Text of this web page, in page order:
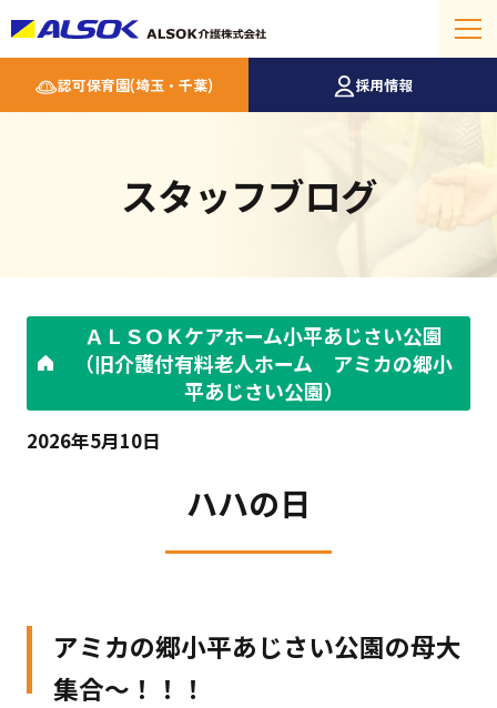
認可保育園(埼玉・千葉) 採用情報
スタッフブログ
ＡＬＳＯＫケアホーム小平あじさい公園
（旧介護付有料老人ホーム アミカの郷小
平あじさい公園）
2026年5月10日
ハハの日
アミカの郷小平あじさい公園の母大
集合～！！！